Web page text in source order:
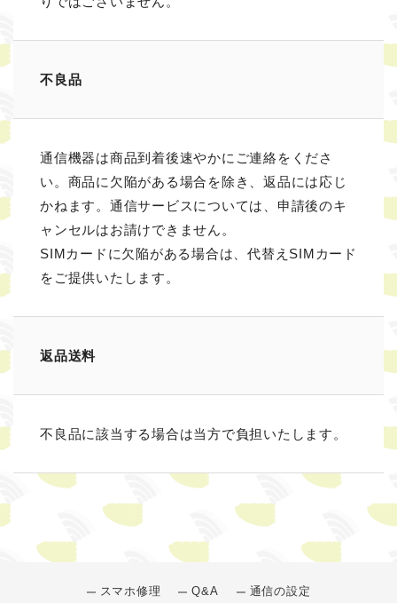
不良品
通信機器は商品到着後速やかにご連絡をくださ
い。商品に欠陥がある場合を除き、返品には応じ
かねます。通信サービスについては、申請後のキ
ャンセルはお請けできません。
SIMカードに欠陥がある場合は、代替えSIMカード
をご提供いたします。
返品送料
不良品に該当する場合は当方で負担いたします。
スマホ修理 Q&A 通信の設定